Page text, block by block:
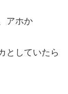
アホか
としていたら